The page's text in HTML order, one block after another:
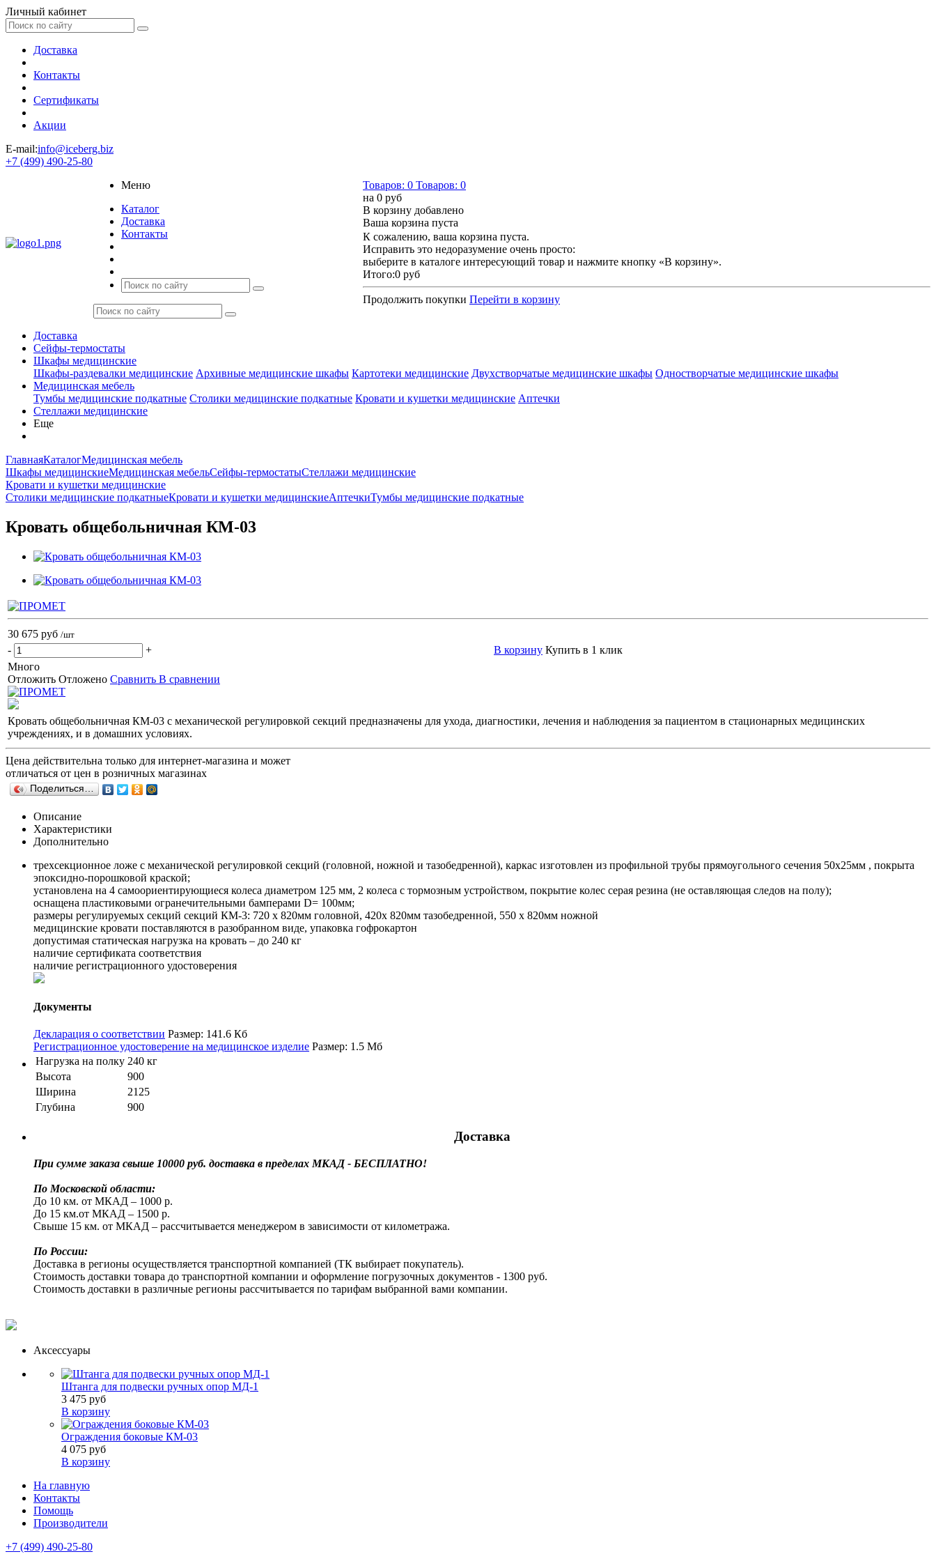
Личный кабинет
Доставка
Контакты
Сертификаты
Акции
E-mail:info@iceberg.biz
+7 (499) 490-25-80
Меню
Каталог
Доставка
Контакты
Товаров: 0 Товаров: 0
на 0 руб
В корзину добавлено
Ваша корзина пуста
К сожалению, ваша корзина пуста.
Исправить это недоразумение очень просто:
выберите в каталоге интересующий товар и нажмите кнопку «В корзину».
Итого:0 руб
Продолжить покупки Перейти в корзину
Доставка
Сейфы-термостаты
Шкафы медицинские
Шкафы-раздевалки медицинские Архивные медицинские шкафы Картотеки медицинские Двухстворчатые медицинские шкафы Одностворчатые медицинские шкафы
Медицинская мебель
Тумбы медицинские подкатные Столики медицинские подкатные Кровати и кушетки медицинские Аптечки
Стеллажи медицинские
Еще
ГлавнаяКаталогМедицинская мебель
Шкафы медицинскиеМедицинская мебельСейфы-термостатыСтеллажи медицинские
Кровати и кушетки медицинские
Столики медицинские подкатныеКровати и кушетки медицинскиеАптечкиТумбы медицинские подкатные
Кровать общебольничная КМ-03
30 675 руб /шт
- + В корзину Купить в 1 клик
Много
Отложить Отложено Сравнить В сравнении
Кровать общебольничная КМ-03 с механической регулировкой секций предназначены для ухода, диагностики, лечения и наблюдения за пациентом в стационарных медицинских
учреждениях, и в домашних условиях.
Цена действительна только для интернет-магазина и может
отличаться от цен в розничных магазинах
Поделиться…
Описание
Характеристики
Дополнительно
трехсекционное ложе с механической регулировкой секций (головной, ножной и тазобедренной), каркас изготовлен из профильной трубы прямоугольного сечения 50х25мм , покрыта
эпоксидно-порошковой краской;
установлена на 4 самоориентирующиеся колеса диаметром 125 мм, 2 колеса с тормозным устройством, покрытие колес серая резина (не оставляющая следов на полу);
оснащена пластиковыми огранечительными бамперами D= 100мм;
размеры регулируемых секций секций КМ-3: 720 х 820мм головной, 420х 820мм тазобедренной, 550 х 820мм ножной
медицинские кровати поставляются в разобранном виде, упаковка гофрокартон
допустимая статическая нагрузка на кровать – до 240 кг
наличие сертификата соответствия
наличие регистрационного удостоверения
Документы
Декларация о соответствии Размер: 141.6 Кб
Регистрационное удостоверение на медицинское изделие Размер: 1.5 Мб
Нагрузка на полку 240 кг
Высота
900
Ширина
2125
Глубина
900
Доставка
При сумме заказа свыше 10000 руб. доставка в пределах МКАД - БЕСПЛАТНО!
По Московской области:
До 10 км. от МКАД – 1000 р.
До 15 км.от МКАД – 1500 р.
Свыше 15 км. от МКАД – рассчитывается менеджером в зависимости от километража.
По России:
Доставка в регионы осуществляется транспортной компанией (ТК выбирает покупатель).
Стоимость доставки товара до транспортной компании и оформление погрузочных документов - 1300 руб.
Стоимость доставки в различные регионы рассчитывается по тарифам выбранной вами компании.
Аксессуары
Штанга для подвески ручных опор МД-1
3 475 руб
В корзину
Ограждения боковые КМ-03
4 075 руб
В корзину
На главную
Контакты
Помощь
Производители
+7 (499) 490-25-80